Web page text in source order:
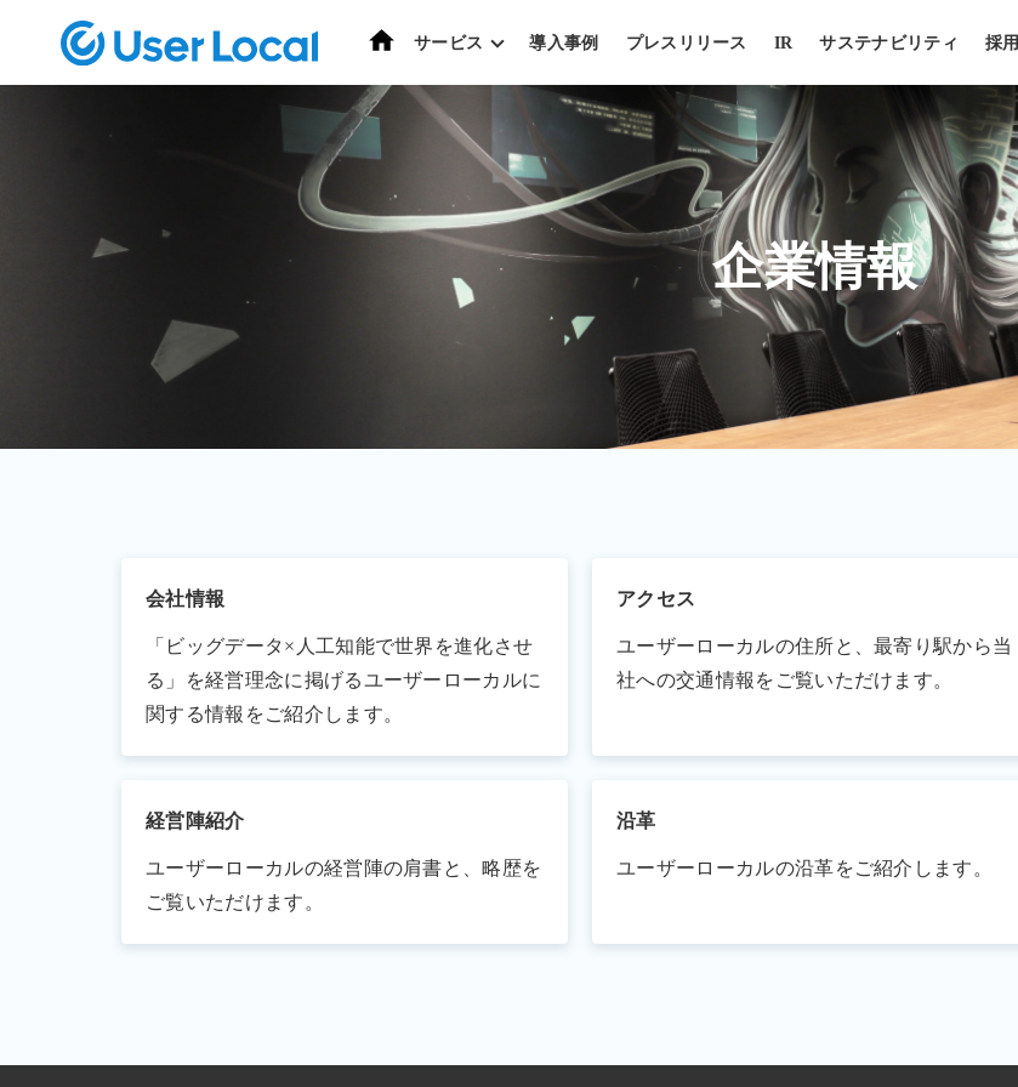
ホーム
サービス 導入事例 プレスリリース IR サステナビリティ 採用
企業情報
会社情報
「ビッグデータ×人工知能で世界を進化させ
る」を経営理念に掲げるユーザーローカルに
関する情報をご紹介します。
アクセス
ユーザーローカルの住所と、最寄り駅から当
社への交通情報をご覧いただけます。
経営陣紹介
ユーザーローカルの経営陣の肩書と、略歴を
ご覧いただけます。
沿革
ユーザーローカルの沿革をご紹介します。